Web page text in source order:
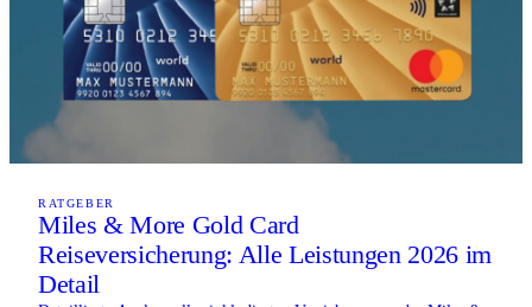
RATGEBER
Miles & More Gold Card
Reiseversicherung: Alle Leistungen 2026 im
Detail